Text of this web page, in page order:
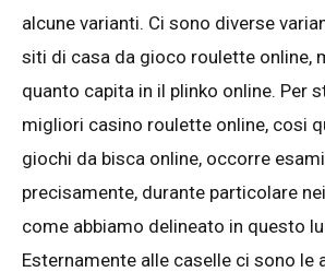
alcune varianti. Ci sono diverse
siti di casa da gioco roulette online,
quanto capita in il plinko online. Per
migliori casino roulette online, cosi
giochi da bisca online, occorre
precisamente, durante particolare
come abbiamo delineato in questo
Esternamente alle caselle ci sono le